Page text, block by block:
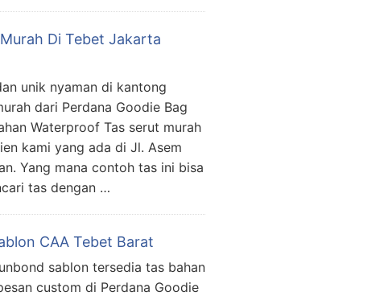
Di Tebet Jakarta
unik nyaman di kantong
dari Perdana Goodie Bag
Waterproof Tas serut murah
kami yang ada di Jl. Asem
Yang mana contoh tas ini bisa
tas dengan …
CAA Tebet Barat
sablon tersedia tas bahan
custom di Perdana Goodie